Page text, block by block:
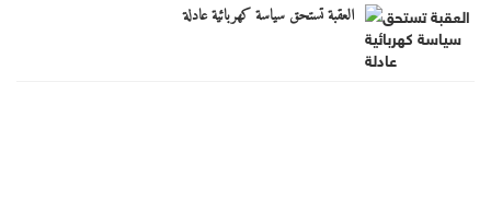
العقبة تستحق سياسة كهربائية عادلة